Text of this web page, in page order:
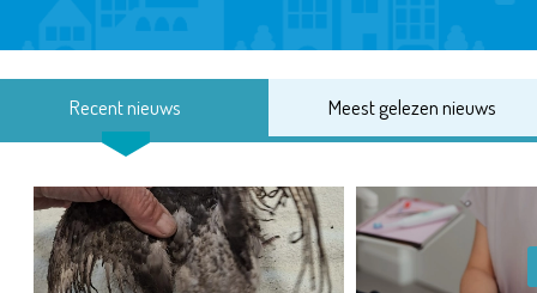
Recent nieuws Meest gelezen nieuws